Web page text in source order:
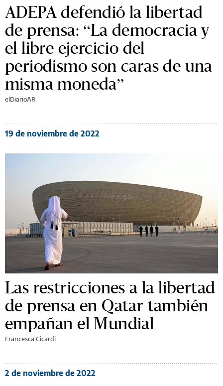
ADEPA defendió la libertad
de prensa: “La democracia y
el libre ejercicio del
periodismo son caras de una
misma moneda”
elDiarioAR
19 de noviembre de 2022
Las restricciones a la libertad
de prensa en Qatar también
empañan el Mundial
Francesca Cicardi
2 de noviembre de 2022